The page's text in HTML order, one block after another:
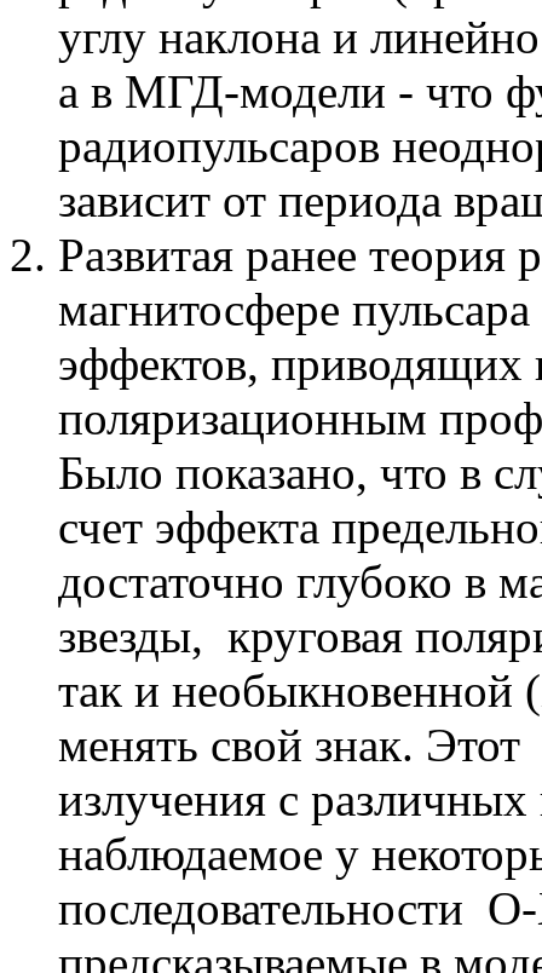
углу наклона и
а в МГД-модели - что
радиопульсаров
зависит от периода
Развитая ранее теория
магнитосфере
эффектов,
поляризационным
Было показано, что в
счет эффекта
достаточно глубоко в
звезды, круговая
так и необыкновенной
менять свой знак.
излучения с
наблюдаемое у
последовательности
предсказываемые в